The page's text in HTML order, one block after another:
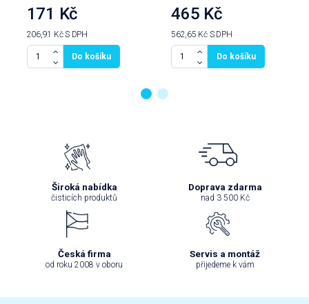
171 Kč
206,91 KčS DPH
Do košíku
465 Kč
562,65 Kč S DPH
Do košíku
Široká nabídka
čisticích produktů
Doprava zdarma
nad 3 500 Kč
Česká firma
od roku 2008 v oboru
Servis a montáž
přijedeme k vám